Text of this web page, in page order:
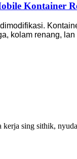
Kontainer
kolam renang,
sing sithik,